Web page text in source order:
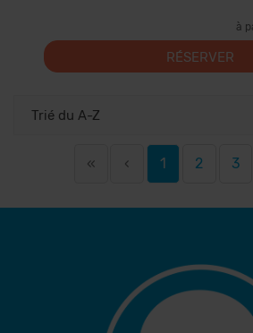
à
RÉSERVER
« ‹ 1 2 3